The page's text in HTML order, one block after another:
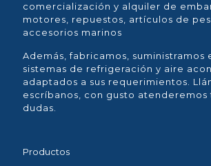
comercialización y alquiler de
motores, repuestos, artículos de
accesorios marinos
Además, fabricamos, suministramos
sistemas de refrigeración y aire
adaptados a sus requerimientos.
escríbanos, con gusto atenderemos
dudas.
Productos